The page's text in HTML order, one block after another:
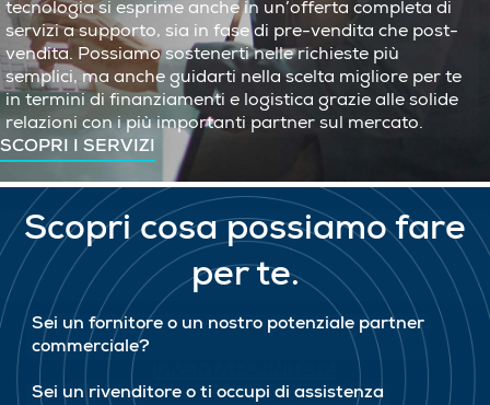
tecnologia si esprime anche in un’offerta completa di
servizi a supporto, sia in fase di pre-vendita che post-
vendita. Possiamo sostenerti nelle richieste più
semplici, ma anche guidarti nella scelta migliore per te
in termini di finanziamenti e logistica grazie alle solide
relazioni con i più importanti partner sul mercato.
SCOPRI I SERVIZI
Scopri cosa possiamo fare
per te.
Sei un fornitore o un nostro potenziale partner
commerciale?
Sei un rivenditore o ti occupi di assistenza